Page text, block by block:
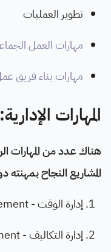
تطوير العمليات
مهارات العمل
مهارات بناء فريق
المهارات الإدارية:
هناك عدد من المهارات
المشاريع النجاح بمهنته
إدارة الوقت - Time Management
إدارة التكاليف - Cost Management